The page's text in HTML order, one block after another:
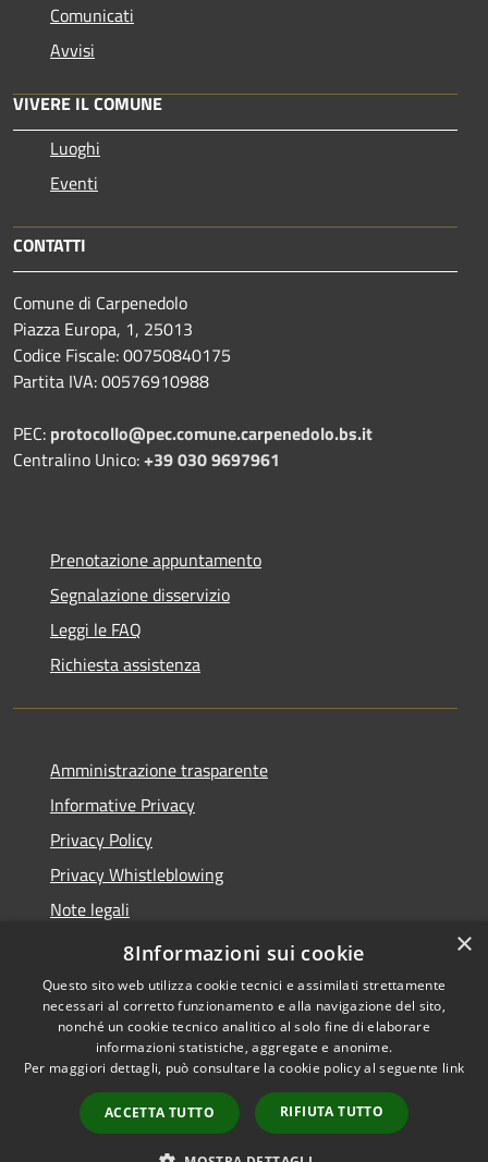
Comunicati
Avvisi
VIVERE IL COMUNE
Luoghi
Eventi
CONTATTI
Comune di Carpenedolo
Piazza Europa, 1, 25013
Codice Fiscale: 00750840175
Partita IVA: 00576910988
PEC: protocollo@pec.comune.carpenedolo.bs.it
Centralino Unico:+39 030 9697961
Prenotazione appuntamento
Segnalazione disservizio
Leggi le FAQ
Richiesta assistenza
Amministrazione trasparente
Informative Privacy
Privacy Policy
Privacy Whistleblowing
Note legali
Dichiarazione di accessibilità
Accessibilità
Copyright © 2026 • Comune di
Carpenedolo • Powered by
Municipium•
Accesso
redazione
×
8Informazioni sui cookie
Questo sito web utilizza cookie tecnici e assimilati strettamente
necessari al corretto funzionamento e alla navigazione del sito,
nonché un cookie tecnico analitico al solo fine di elaborare
informazioni statistiche, aggregate e anonime.
Per maggiori dettagli, può consultare la cookie policy al seguente link
ACCETTA TUTTO RIFIUTA TUTTO